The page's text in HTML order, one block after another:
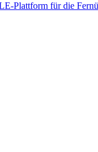
Plattform für die